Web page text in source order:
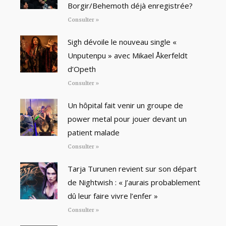
Borgir/Behemoth déjà enregistrée?
Consulter »
Sigh dévoile le nouveau single «
Unputenpu » avec Mikael Åkerfeldt
d’Opeth
Consulter »
Un hôpital fait venir un groupe de
power metal pour jouer devant un
patient malade
Consulter »
Tarja Turunen revient sur son départ
de Nightwish : « J’aurais probablement
dû leur faire vivre l’enfer »
Consulter »